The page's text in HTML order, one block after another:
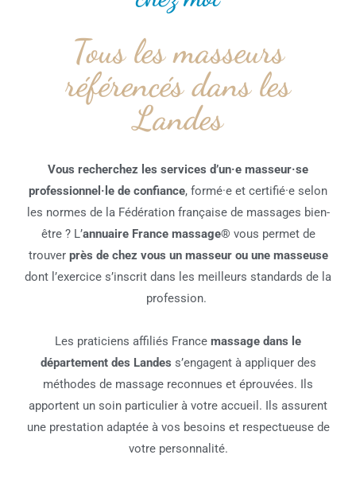
Tous les masseurs
référencés dans les
Landes
Vous recherchez les services d’un·e masseur·se
professionnel·le de confiance, formé·e et certifié·e selon
les normes de la Fédération française de massages bien-
être ? L’annuaire France massage® vous permet de
trouverprès de chez vous un masseur ou une masseuse
dont l’exercice s’inscrit dans les meilleurs standards de la
profession.
Les praticiens affiliés France massage dans le
département des Landes s’engagent à appliquer des
méthodes de massage reconnues et éprouvées. Ils
apportent un soin particulier à votre accueil. Ils assurent
une prestation adaptée à vos besoins et respectueuse de
votre personnalité.